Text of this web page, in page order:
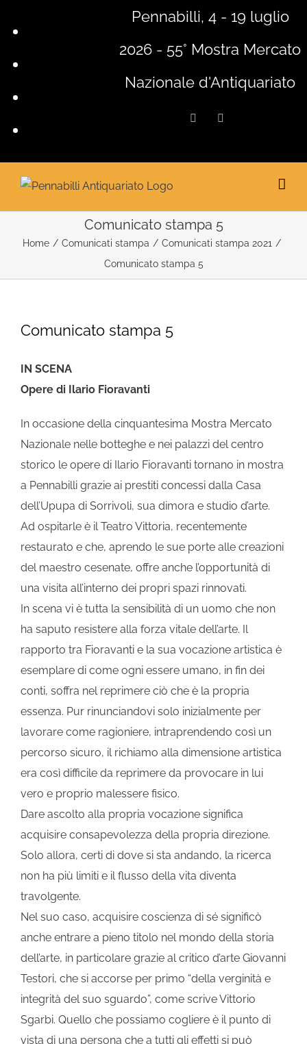
Pennabilli, 4 - 19 luglio
2026 - 55° Mostra Mercato
Nazionale d'Antiquariato
Facebook
Comunicato stampa 5
Home / Comunicati stampa / Comunicati stampa 2021 /
Comunicato stampa 5
Comunicato stampa 5
IN SCENA
Opere di Ilario Fioravanti
In occasione della cinquantesima Mostra Mercato
Nazionale nelle botteghe e nei palazzi del centro
storico le opere di Ilario Fioravanti tornano in mostra
a Pennabilli grazie ai prestiti concessi dalla Casa
dell’Upupa di Sorrivoli, sua dimora e studio d’arte.
Ad ospitarle è il Teatro Vittoria, recentemente
restaurato e che, aprendo le sue porte alle creazioni
del maestro cesenate, offre anche l’opportunità di
una visita all’interno dei propri spazi rinnovati.
In scena vi è tutta la sensibilità di un uomo che non
ha saputo resistere alla forza vitale dell’arte. Il
rapporto tra Fioravanti e la sua vocazione artistica è
esemplare di come ogni essere umano, in fin dei
conti, soffra nel reprimere ciò che è la propria
essenza. Pur rinunciandovi solo inizialmente per
lavorare come ragioniere, intraprendendo così un
percorso sicuro, il richiamo alla dimensione artistica
era così difficile da reprimere da provocare in lui
vero e proprio malessere fisico.
Dare ascolto alla propria vocazione significa
acquisire consapevolezza della propria direzione.
Solo allora, certi di dove si sta andando, la ricerca
non ha più limiti e il flusso della vita diventa
travolgente.
Nel suo caso, acquisire coscienza di sé significò
anche entrare a pieno titolo nel mondo della storia
dell’arte, in particolare grazie al critico d’arte Giovanni
Testori, che si accorse per primo “della verginità e
integrità del suo sguardo”, come scrive Vittorio
Sgarbi. Quello che possiamo cogliere è il punto di
vista di una persona che a tutti gli effetti si può